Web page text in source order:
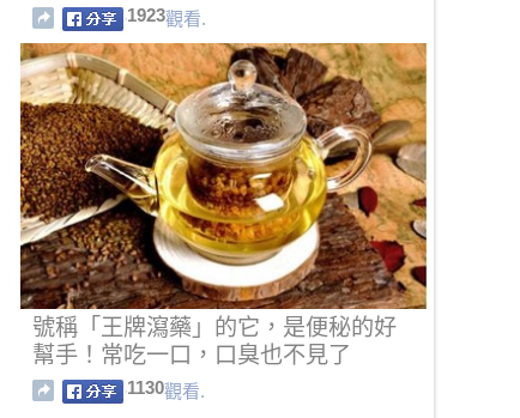
1923觀看.
號稱「王牌瀉藥」的它，是便秘的好
幫手！常吃一口，口臭也不見了
1130觀看.